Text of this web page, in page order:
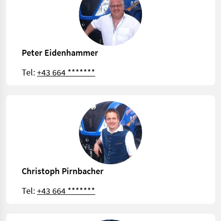
Peter Eidenhammer
Tel:+43 664 *******
Christoph Pirnbacher
Tel:+43 664 *******